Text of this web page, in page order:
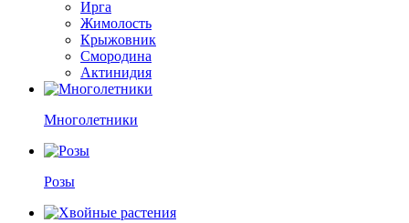
Ирга
Жимолость
Крыжовник
Смородина
Актинидия
Многолетники
Розы